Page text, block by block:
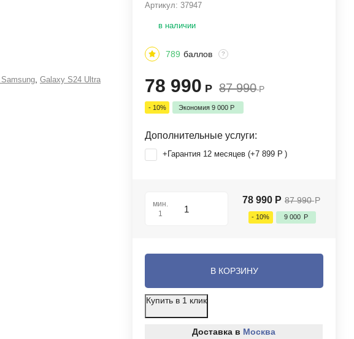
, Galaxy S24 Ultra
Артикул:37947
в наличии
789 баллов ?
78 990 Р 87 990 Р
- 10% Экономия9 000 Р
Дополнительные услуги:
+Гарантия 12 месяцев (+7 899 Р )
мин.
1
78 990 Р 87 990 Р
- 10% 9 000 Р
В КОРЗИНУ
Купить в 1 клик
Доставка в Москва